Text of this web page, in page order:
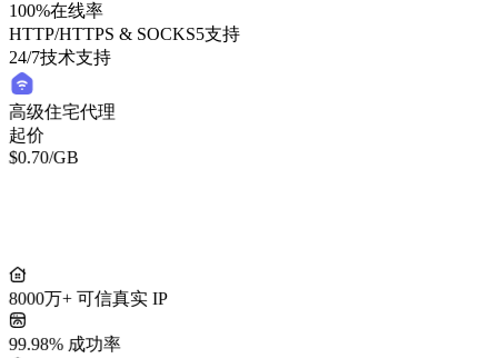
100%在线率
HTTP/HTTPS & SOCKS5支持
24/7技术支持
高级住宅代理
起价
$0.70/GB
8000万+ 可信真实 IP
99.98% 成功率